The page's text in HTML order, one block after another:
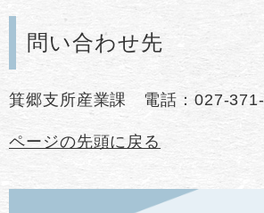
問い合わせ先
箕郷支所産業課 電話：027-
ページの先頭に戻る